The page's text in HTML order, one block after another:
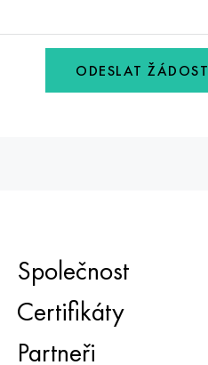
ODESLAT ŽÁDOST
Společnost
Certifikáty
Partneři